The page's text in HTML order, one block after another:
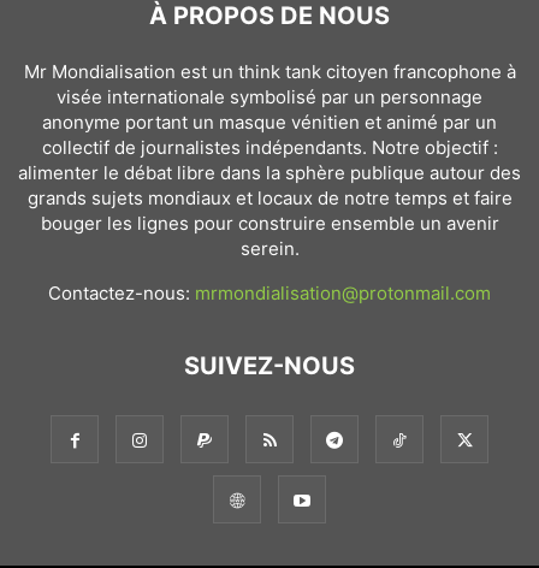
À PROPOS DE NOUS
Mr Mondialisation est un think tank citoyen francophone à
visée internationale symbolisé par un personnage
anonyme portant un masque vénitien et animé par un
collectif de journalistes indépendants. Notre objectif :
alimenter le débat libre dans la sphère publique autour des
grands sujets mondiaux et locaux de notre temps et faire
bouger les lignes pour construire ensemble un avenir
serein.
Contactez-nous: mrmondialisation@protonmail.com
SUIVEZ-NOUS